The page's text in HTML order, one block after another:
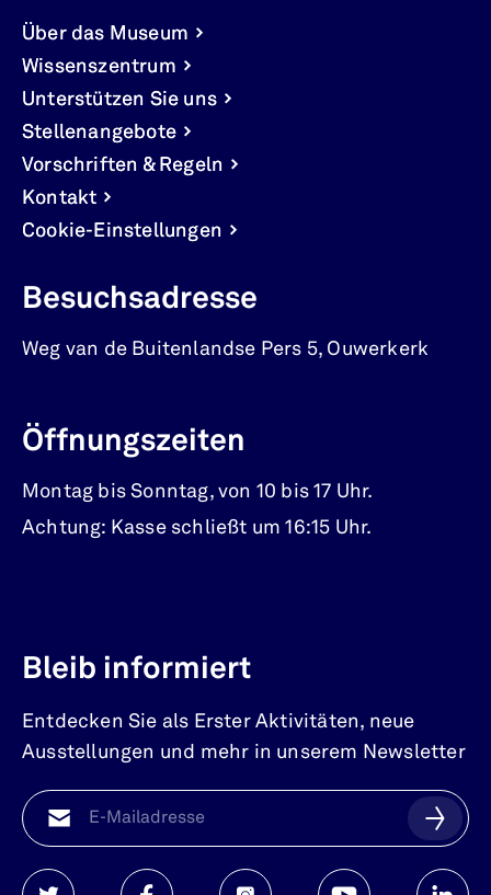
Über das Museum
Wissenszentrum
Unterstützen Sie uns
Stellenangebote
Vorschriften & Regeln
Kontakt
Cookie-Einstellungen
Besuchsadresse
Weg van de Buitenlandse Pers 5, Ouwerkerk
Öffnungszeiten
Montag bis Sonntag, von 10 bis 17 Uhr.
Achtung: Kasse schließt um 16:15 Uhr.
Bleib informiert
Entdecken Sie als Erster Aktivitäten, neue
Ausstellungen und mehr in unserem Newsletter